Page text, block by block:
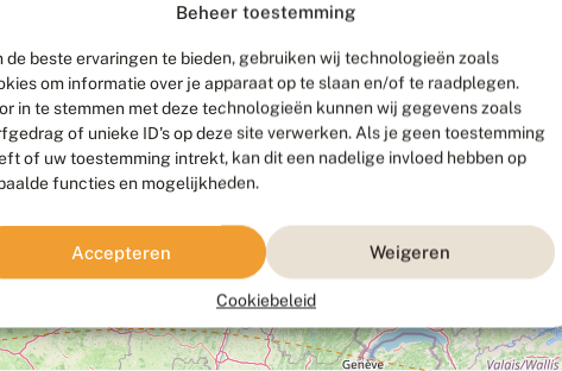
Beheer toestemming
de beste ervaringen te bieden, gebruiken wij technologieën zoals
om informatie over je apparaat op te slaan en/of te raadplegen.
in te stemmen met deze technologieën kunnen wij gegevens zoals
of unieke ID's op deze site verwerken. Als je geen toestemming
of uw toestemming intrekt, kan dit een nadelige invloed hebben op
functies en mogelijkheden.
Accepteren Weigeren
Cookiebeleid